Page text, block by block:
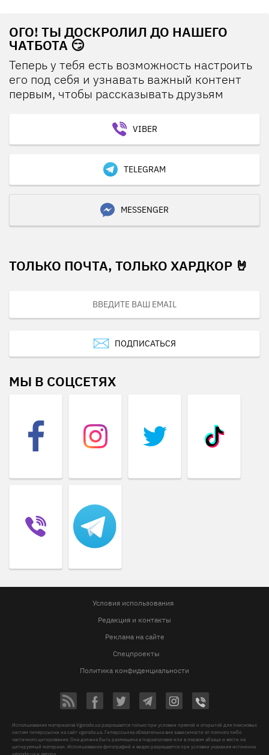
ОГО! ТЫ ДОСКРОЛИЛ ДО НАШЕГО
ЧАТБОТА 😏
Теперь у тебя есть возможность настроить
его под себя и узнавать важный контент
первым, чтобы рассказывать друзьям
VIBER
TELEGRAM
MESSENGER
ТОЛЬКО ПОЧТА, ТОЛЬКО ХАРДКОР 🤘
ПОДПИСАТЬСЯ
МЫ В СОЦСЕТЯХ
Условия использования
Редакция и контакты
Реклама на сайте
Спецпроекты
Политика конфиденциальности
Использование материалов Vgorode.ua разрешается только при условии прямой и открытой для поисковых
систем гиперссылки на сайт vgorode.ua. Гиперссылка обязательна вне зависимости от полного либо
частичного цитирования. Она должна быть размещена в подзаголовке или в первом абзаце и вести на
цитируемый материал. Использование фотографий и видео разрешается при условии указания источника
vgorode.ua и автора.